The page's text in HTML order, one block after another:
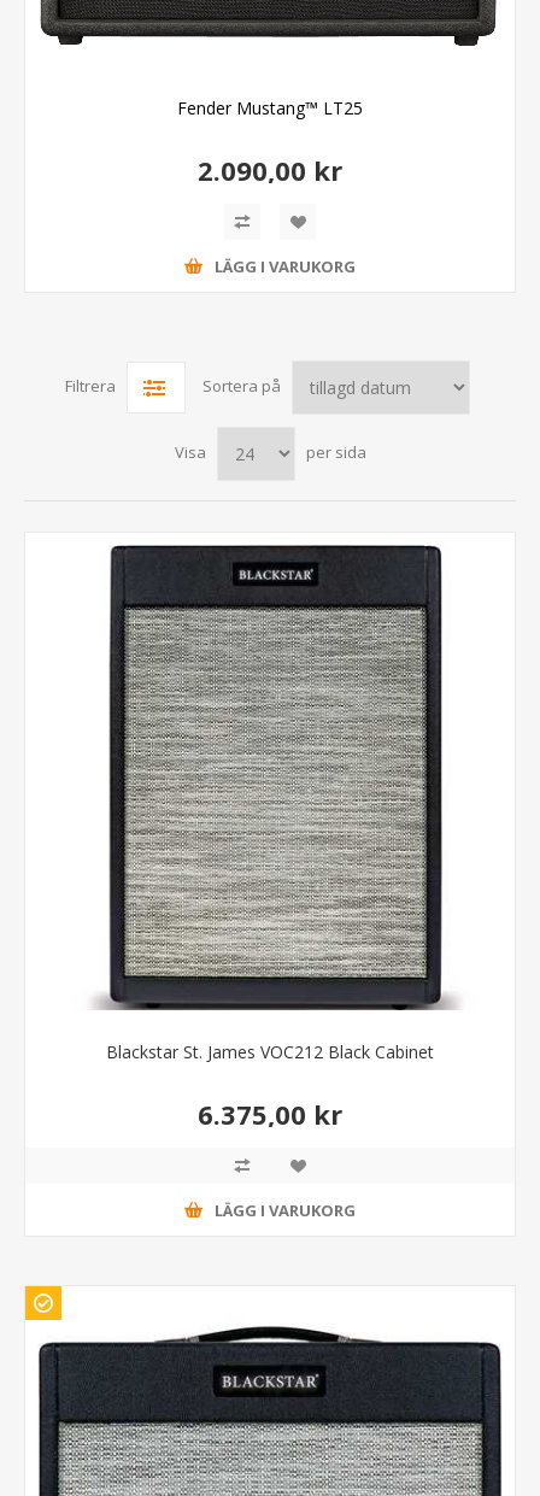
Fender Mustang™ LT25
2.090,00 kr
LÄGG I VARUKORG
Filtrera Sortera på
Visa per sida
Blackstar St. James VOC212 Black Cabinet
6.375,00 kr
LÄGG I VARUKORG